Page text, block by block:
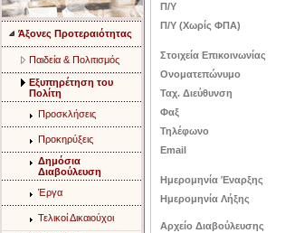
Άξονες Προτεραιότητας
Παιδεία & Πολιτισμός
Eξυπηρέτηση του
Πολίτη
Προσκλήσεις
Προκηρύξεις
Δημόσια
Διαβούλευση
Έργα
Τελικοί Δικαιούχοι
Π/Υ
Π/Υ (Χωρίς ΦΠΑ)
Στοιχεία Επικοινωνίας
Ονοματεπώνυμο
Ταχ. Διεύθυνση
Φαξ
Τηλέφωνο
Email
Ημερομηνία Έναρξης
Ημερομηνία Λήξης
Αρχείο Διαβούλευσης